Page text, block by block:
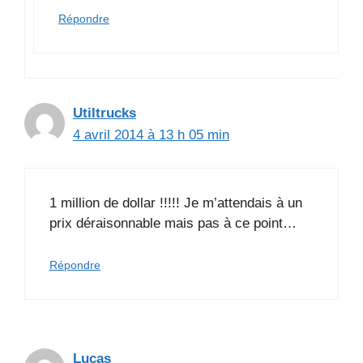
Répondre
Utiltrucks
4 avril 2014 à 13 h 05 min
1 million de dollar !!!!! Je m’attendais à un
prix déraisonnable mais pas à ce point…
Répondre
Lucas